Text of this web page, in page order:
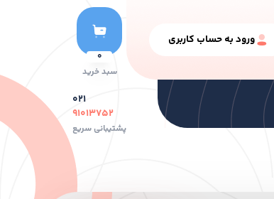
ورود به حساب کاربری
0
سبد خرید
۰۲۱
۹۱۰۱۳۷۵۲
پشتیبانی سریع